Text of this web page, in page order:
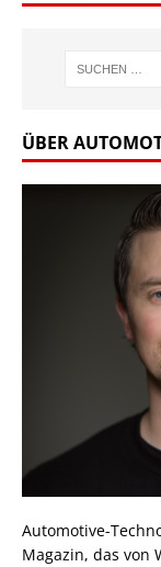
ÜBER
Automotive-
Magazin, das von